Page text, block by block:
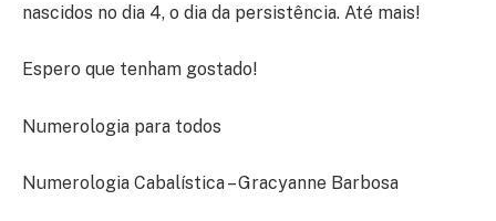
nascidos no dia 4, o dia da persistência. Até mais!
Espero que tenham gostado!
Numerologia para todos
Numerologia Cabalística – Gracyanne Barbosa